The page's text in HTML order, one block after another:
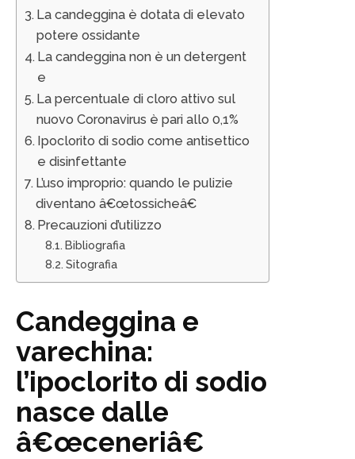
La candeggina è dotata di elevato
potere ossidante
La candeggina non è un detergent
e
La percentuale di cloro attivo sul
nuovo Coronavirus è pari allo 0,1%
Ipoclorito di sodio come antisettico
e disinfettante
L’uso improprio: quando le pulizie
diventano â€œtossicheâ€
Precauzioni d’utilizzo
Bibliografia
Sitografia
Candeggina e
varechina:
l’ipoclorito di sodio
nasce dalle
â€œceneriâ€